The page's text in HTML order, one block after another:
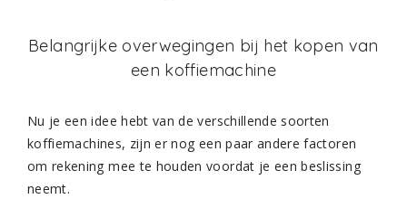
Belangrijke overwegingen bij het kopen van
een koffiemachine
Nu je een idee hebt van de verschillende soorten
koffiemachines, zijn er nog een paar andere factoren
om rekening mee te houden voordat je een beslissing
neemt.